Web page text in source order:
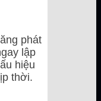
phát
lập
hiệu
thời.